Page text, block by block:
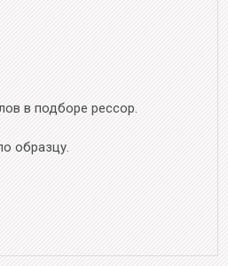
в подборе рессор.
образцу.